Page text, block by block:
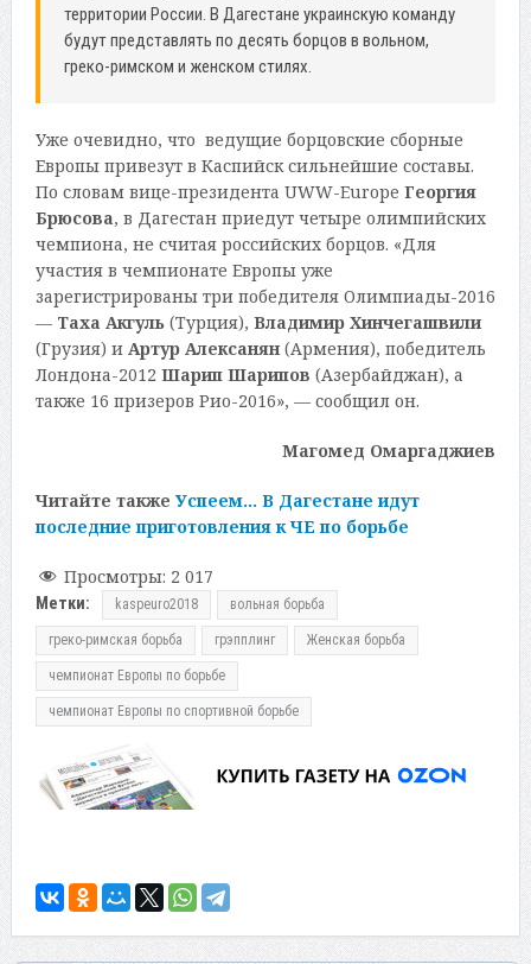
территории России. В Дагестане украинскую команду
будут представлять по десять борцов в вольном,
греко-римском и женском стилях.
Уже очевидно, что ведущие борцовские сборные
Европы привезут в Каспийск сильнейшие составы.
По словам вице-президента UWW-Europe Георгия
Брюсова, в Дагестан приедут четыре олимпийских
чемпиона, не считая российских борцов. «Для
участия в чемпионате Европы уже
зарегистрированы три победителя Олимпиады-2016
— Таха Акгуль(Турция), Владимир Хинчегашвили
(Грузия) и Артур Алексанян(Армения), победитель
Лондона-2012 Шарип Шарипов (Азербайджан), а
также 16 призеров Рио-2016», — сообщил он.
Магомед Омаргаджиев
Читайте также Успеем… В Дагестане идут
последние приготовления к ЧЕ по борьбе
Просмотры: 2 017
Метки: kaspeuro2018 вольная борьба
греко-римская борьба грэпплинг Женская борьба
чемпионат Европы по борьбе
чемпионат Европы по спортивной борьбе